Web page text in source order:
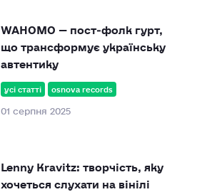
усі статті osnova records
01 серпня 2025
WAHOMO — пост‑фолк гурт,
що трансформує українську
автентику
Lenny Kravitz: творчість, яку
хочеться слухати на вінілі